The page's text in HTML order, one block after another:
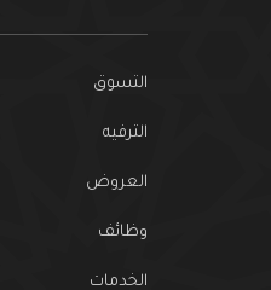
التسوق
الترفيه
العروض
وظائف
الخدمات